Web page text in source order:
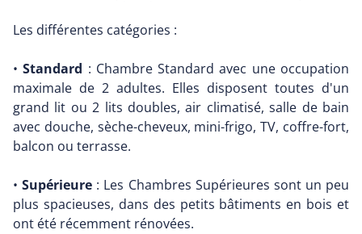
Les différentes catégories :
•Standard : Chambre Standard avec une occupation
maximale de 2 adultes. Elles disposent toutes d'un
grand lit ou 2 lits doubles, air climatisé, salle de bain
avec douche, sèche-cheveux, mini-frigo, TV, coffre-fort,
balcon ou terrasse.
•Supérieure : Les Chambres Supérieures sont un peu
plus spacieuses, dans des petits bâtiments en bois et
ont été récemment rénovées.